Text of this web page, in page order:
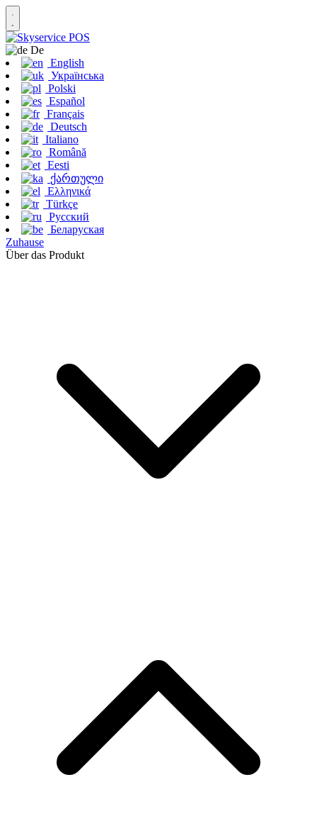
De
English
Українська
Polski
Español
Français
Deutsch
Italiano
Română
Eesti
ქართული
Ελληνικά
Türkçe
Русский
Беларуская
Zuhause
Über das Produkt